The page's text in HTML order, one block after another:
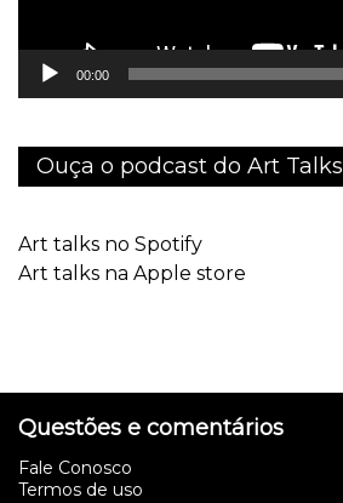
00:00
Ouça o podcast do Art Talks
Art talks no Spotify
Art talks na Apple store
Questões e comentários
Fale Conosco
Termos de uso